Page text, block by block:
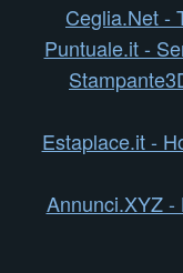
Ceglia.Net -
Puntuale.it -
Estaplace.it -
Annunci.XYZ -